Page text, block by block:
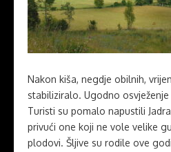
Nakon kiša, negdje obilnih,
stabiliziralo. Ugodno
Turisti su pomalo napustili
privući one koji ne vole velike
plodovi. Šljive su rodile ove